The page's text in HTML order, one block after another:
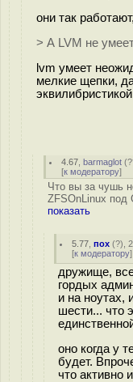
они так
> А LVM не
lvm умеет
мелкие щепки,
4.67 ,barmaglot (
[к модератору]
Что вы за чушь
ZFSOnLinux под
показать
5.77 ,пох (?),
[к модератору]
дружище,
гордых
и на ноутах,
шести... что
оно когда у
будет.
что активно